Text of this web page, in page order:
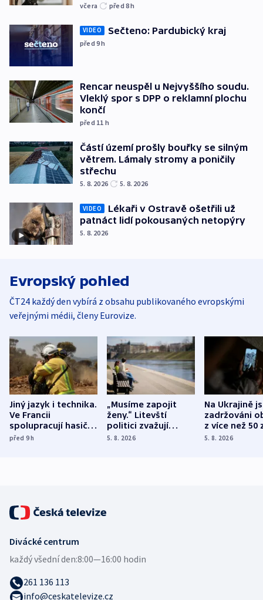
včera před 8h
VIDEO Sečteno: Pardubický kraj
před 9h
Rencar neuspěl u Nejvyššího soudu.
Vleklý spor s DPP o reklamní plochu
končí
před 11 h
Částí území prošly bouřky se silným
větrem. Lámaly stromy a poničily
střechu
5. 8. 2026 5. 8. 2026
VIDEO
Lékaři v Ostravě ošetřili už
patnáct lidí pokousaných netopýry
5. 8. 2026
Evropský pohled
ČT24 každý den vybírá z obsahu publikovaného evropskými
veřejnými médii, členy Eurovize.
Jiný jazyk i technika.
Ve Francii
spolupracují hasiči z
různých zemí
před 9h
„Musíme zapojit
ženy.“ Litevští
politici zvažují
dohodu o
5. 8. 2026
Na Ukrajině
zadržováni
z více než 50
Bojovali na
5. 8. 2026
Divácké centrum
každý všední den:8:00—16:00 hodin
261 136 113
info@ceskatelevize.cz